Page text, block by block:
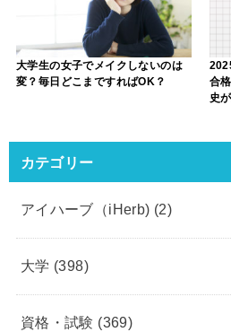
大学生の女子でメイクしないのは
変？毎日どこまですればOK？
合
史
カテゴリー
アイハーブ（iHerb) (2)
大学 (398)
資格・試験 (369)